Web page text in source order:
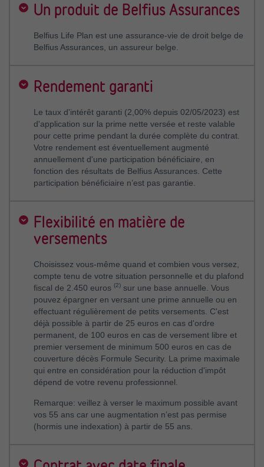
Un produit de Belfius Assurances
Belfius Life Plan est une assurance-vie de droit belge de
Belfius Assurances, un assureur belge.
Rendement garanti
Le taux d'intérêt garanti (2,00% depuis 02/05/2023) est
d'application sur la prime nette versée et reste valable
pour cette prime pendant la durée complète du contrat.
Votre rendement est éventuellement augmenté
annuellement d'une participation bénéficiaire, en
fonction des résultats de Belfius Assurances. Cette
participation bénéficiaire n’est pas garantie.
Flexibilité en matière de
versements
Choisissez vous-même quand et combien vous versez,
compte tenu de votre situation personnelle et du plafond
fiscal de 2.450 euros (2) sur une base annuelle. Vous
pouvez épargner en versant une prime annuelle ou en
effectuant régulièrement de petits versements. C'est
déjà possible à partir de 25 euros en cas d'ordre
permanent, de 100 euros en cas de versement libre et
premier versement de minimum 500 euros en cas de
couverture décès Formule Security. La prime maximale
qui entre en considération pour la réduction d'impôt
dépend de votre revenu professionnel.
Remarque: veillez à verser le maximum possible avant
vos 55 ans car une augmentation n’est pas permise
(hormis une indexation) à partir de 55 ans.